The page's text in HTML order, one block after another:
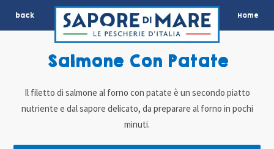
back Home
Salmone Con Patate
Il filetto di salmone al forno con patate è un secondo piatto
nutriente e dal sapore delicato, da preparare al forno in pochi
minuti.